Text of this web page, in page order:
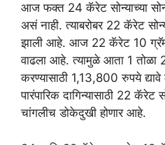
आज फक्त 24 कॅरेट सोन्याच्या
असं नाही. त्याबरोबर 22 कॅरेट
झाली आहे. आज 22 कॅरेट 10 ग्रॅम
वाढला आहे. त्यामुळे आता 1
करण्यासाठी 1,13,800 रुपये
पारंपारिक दागिन्यासाठी 22
चांगलीच डोकेदुखी होणार आहे.